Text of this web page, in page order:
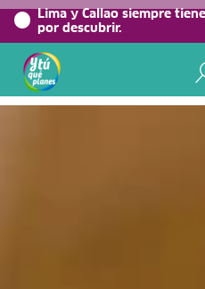
Lima y Callao siempre
por descubrir.
Home/Blog viajero